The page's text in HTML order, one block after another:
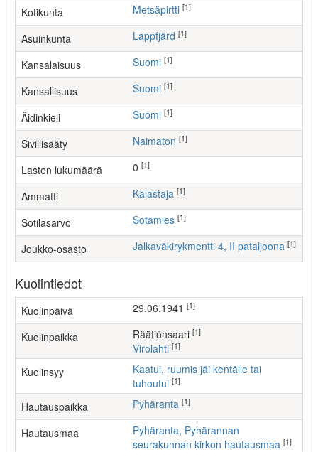
Kotikunta Metsäpirtti [1]
Asuinkunta Lappfjärd [1]
Kansalaisuus Suomi [1]
Kansallisuus Suomi [1]
Äidinkieli Suomi [1]
Siviilisääty Naimaton [1]
Lasten lukumäärä [1]
Ammatti kalastaja [1]
Sotilasarvo Sotamies [1]
Joukko-osasto Jalkaväkirykmentti 4, II pataljoona [1]
Kuolintiedot
Kuolinpäivä 29.06.1941 [1]
Kuolinpaikka Räätiönsaari [1]
Virolahti [1]
Kuolinsyy
Kaatui, ruumis jäi kentälle tai
tuhoutui [1]
Hautauspaikka Pyhäranta [1]
Hautausmaa
Pyhäranta, Pyhärannan
seurakunnan kirkon hautausmaa [1]